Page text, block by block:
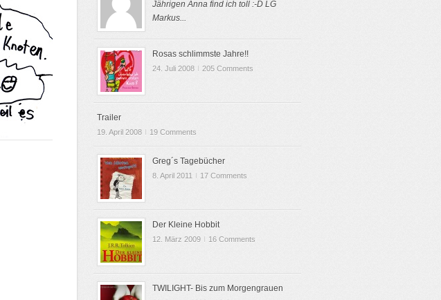
Jährigen Anna find ich toll :-D LG
Markus...
Rosas schlimmste Jahre!!
24. Juli 2008 I 205 Comments
Trailer
19. April 2008 I 19 Comments
Greg´s Tagebücher
8. April 2011 I 17 Comments
Der Kleine Hobbit
12. März 2009 I 16 Comments
TWILIGHT- Bis zum Morgengrauen